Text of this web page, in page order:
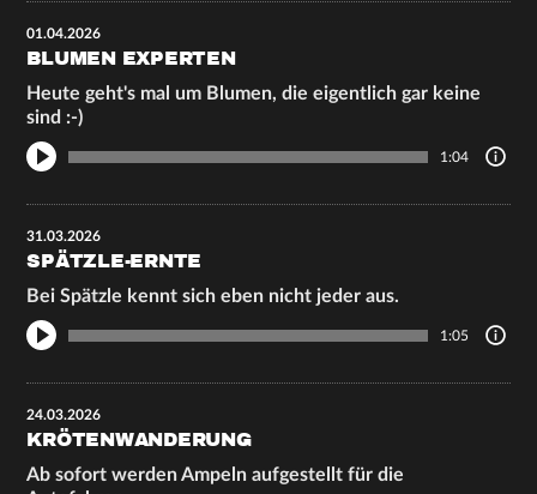
01.04.2026
BLUMEN EXPERTEN
Heute geht's mal um Blumen, die eigentlich gar keine
sind :-)
1:04
31.03.2026
SPÄTZLE-ERNTE
Bei Spätzle kennt sich eben nicht jeder aus.
1:05
24.03.2026
KRÖTENWANDERUNG
Ab sofort werden Ampeln aufgestellt für die